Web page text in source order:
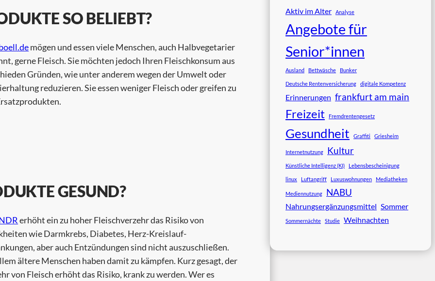
SO BELIEBT?
mögen und essen viele Menschen, auch Halbvegetarier
gerne Fleisch. Sie möchten jedoch Ihren Fleischkonsum aus
Gründen, wie unter anderem wegen der Umwelt oder
reduzieren. Sie essen weniger Fleisch oder greifen zu
GESUND?
erhöht ein zu hoher Fleischverzehr das Risiko von
wie Darmkrebs, Diabetes, Herz-Kreislauf-
aber auch Entzündungen sind nicht auszuschließen.
ältere Menschen haben damit zu kämpfen. Kurz gesagt, der
von Fleisch erhöht das Risiko, krank zu werden. Wer es
Aktiv im Alter Analyse
Angebote für
Senior*innen
Ausland Bettwäsche Bunker
Deutsche Rentenversicherung digitale Kompetenz
Erinnerungen frankfurt am main
Freizeit Fremdrentengesetz
Gesundheit Graffiti Griesheim
Internetnutzung Kultur
Künstliche Intelligenz (KI) Lebensbescheinigung
linux Luftangriff Luxuswohnungen Mediatheken
Mediennutzung NABU
Nahrungsergänzungsmittel Sommer
Sommernächte Studie Weihnachten